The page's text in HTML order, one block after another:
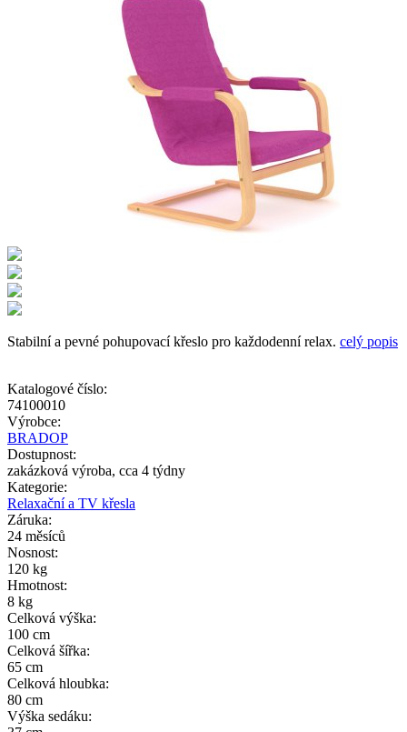
Stabilní a pevné pohupovací křeslo pro každodenní relax. celý popis
Katalogové číslo:
74100010
Výrobce:
BRADOP
Dostupnost:
zakázková výroba, cca 4 týdny
Kategorie:
Relaxační a TV křesla
Záruka:
24 měsíců
Nosnost:
120 kg
Hmotnost:
8 kg
Celková výška:
100 cm
Celková šířka:
65 cm
Celková hloubka:
80 cm
Výška sedáku: